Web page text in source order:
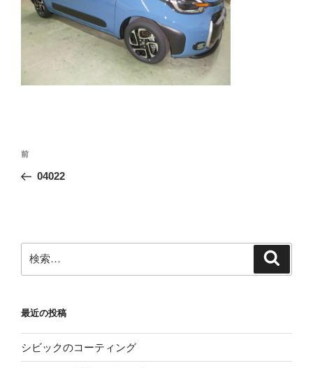
投
ナ
ー
シ
前
の
前
04022
索:
最近の投稿
シビックのコーティング